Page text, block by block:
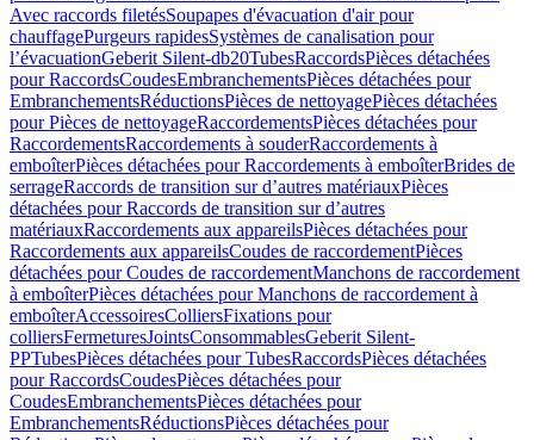
Avec raccords filetésSoupapes d'évacuation d'air pour
chauffagePurgeurs rapidesSystèmes de canalisation pour
l’évacuationGeberit Silent-db20TubesRaccordsPièces détachées
pour RaccordsCoudesEmbranchementsPièces détachées pour
EmbranchementsRéductionsPièces de nettoyagePièces détachées
pour Pièces de nettoyageRaccordementsPièces détachées pour
RaccordementsRaccordements à souderRaccordements à
emboîterPièces détachées pour Raccordements à emboîterBrides de
serrageRaccords de transition sur d’autres matériauxPièces
détachées pour Raccords de transition sur d’autres
matériauxRaccordements aux appareilsPièces détachées pour
Raccordements aux appareilsCoudes de raccordementPièces
détachées pour Coudes de raccordementManchons de raccordement
à emboîterPièces détachées pour Manchons de raccordement à
emboîterAccessoiresColliersFixations pour
colliersFermeturesJointsConsommablesGeberit Silent-
PPTubesPièces détachées pour TubesRaccordsPièces détachées
pour RaccordsCoudesPièces détachées pour
CoudesEmbranchementsPièces détachées pour
EmbranchementsRéductionsPièces détachées pour